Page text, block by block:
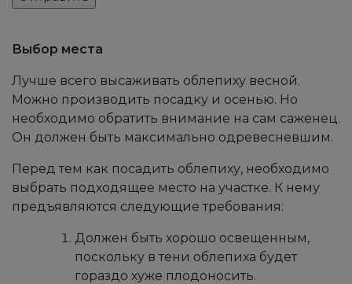
Выбор места
Лучше всего высаживать облепиху весной.
Можно производить посадку и осенью. Но
необходимо обратить внимание на сам саженец.
Он должен быть максимально одревесневшим.
Перед тем как посадить облепиху, необходимо
выбрать подходящее место на участке. К нему
предъявляются следующие требования:
Должен быть хорошо освещенным,
поскольку в тени облепиха будет
гораздо хуже плодоносить.